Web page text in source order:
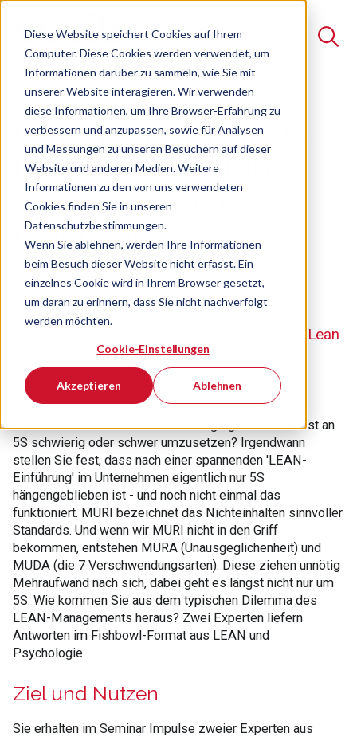
Diese Website speichert Cookies auf Ihrem
Computer. Diese Cookies werden verwendet, um
Informationen darüber zu sammeln, wie Sie mit
unserer Website interagieren. Wir verwenden
diese Informationen, um Ihre Browser-Erfahrung zu
verbessern und anzupassen, sowie für Analysen
und Messungen zu unseren Besuchern auf dieser
Website und anderen Medien. Weitere
Informationen zu den von uns verwendeten
Cookies finden Sie in unseren
Datenschutzbestimmungen.
Wenn Sie ablehnen, werden Ihre Informationen
beim Besuch dieser Website nicht erfasst. Ein
einzelnes Cookie wird in Ihrem Browser gesetzt,
um daran zu erinnern, dass Sie nicht nachverfolgt
werden möchten.
Cookie-Einstellungen
Akzeptieren Ablehnen
Suche
Es gibt keine Vorschläge, da das Suchfeld leer ist.
Raus aus dem MURI-
Dilemma: Was tun
wenn 5S & Co nicht
funktionieren
Seminar Freie Plätze verfügbar
Praxistipps zur nachhaltigen Umsetzung aus Lean
und Psychologie
Sicher haben Sie sich schon die Frage gestellt: Was ist an
5S schwierig oder schwer umzusetzen? Irgendwann
stellen Sie fest, dass nach einer spannenden 'LEAN-
Einführung' im Unternehmen eigentlich nur 5S
hängengeblieben ist - und noch nicht einmal das
funktioniert. MURI bezeichnet das Nichteinhalten sinnvoller
Standards. Und wenn wir MURI nicht in den Griff
bekommen, entstehen MURA (Unausgeglichenheit) und
MUDA (die 7 Verschwendungsarten). Diese ziehen unnötig
Mehraufwand nach sich, dabei geht es längst nicht nur um
5S. Wie kommen Sie aus dem typischen Dilemma des
LEAN-Managements heraus? Zwei Experten liefern
Antworten im Fishbowl-Format aus LEAN und
Psychologie.
Ziel und Nutzen
Sie erhalten im Seminar Impulse zweier Experten aus